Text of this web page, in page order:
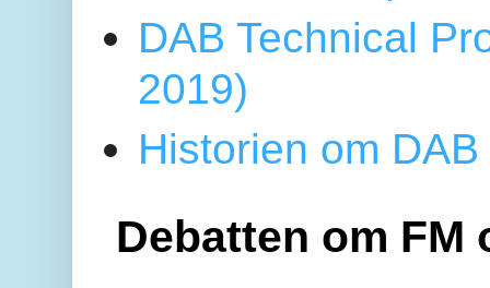
DAB Technical
2019)
Historien om
Debatten om FM